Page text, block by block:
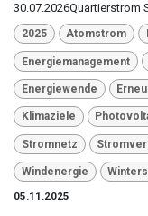
30.07.2026Quartierstrom
2025 Atomstrom
Energiemanagement
Energiewende
Klimaziele
Stromnetz
Windenergie
05.11.2025